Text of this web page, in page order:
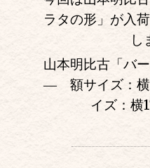
ラタの形」が入
し
山本明比古「バ
― 額サイズ：横
イズ：横